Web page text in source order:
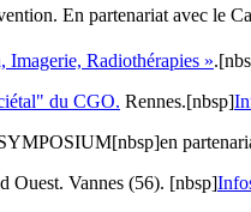
En partenariat avec le
Imagerie, Radiothérapies »
du CGO. Rennes.[nbsp]
Ouest. Vannes (56). [nbsp]